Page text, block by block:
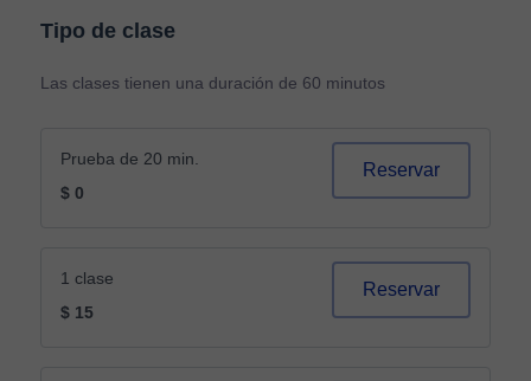
Tipo de clase
Las clases tienen una duración de 60 minutos
Prueba de 20 min.
$ 0
Reservar
1 clase
$ 15
Reservar